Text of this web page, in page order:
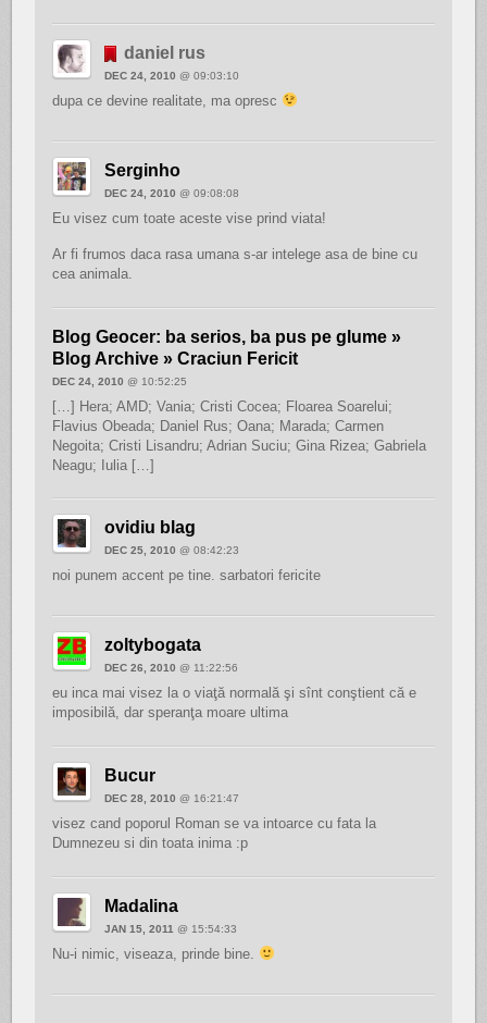
daniel rus
DEC 24, 2010 @ 09:03:10
dupa ce devine realitate, ma opresc
Serginho
DEC 24, 2010 @ 09:08:08
Eu visez cum toate aceste vise prind viata!
Ar fi frumos daca rasa umana s-ar intelege asa de bine cu
cea animala.
Blog Geocer: ba serios, ba pus pe glume »
Blog Archive » Craciun Fericit
DEC 24, 2010 @ 10:52:25
[…] Hera; AMD; Vania; Cristi Cocea; Floarea Soarelui;
Flavius Obeada; Daniel Rus; Oana; Marada; Carmen
Negoita; Cristi Lisandru; Adrian Suciu; Gina Rizea; Gabriela
Neagu; Iulia […]
ovidiu blag
DEC 25, 2010 @ 08:42:23
noi punem accent pe tine. sarbatori fericite
zoltybogata
DEC 26, 2010 @ 11:22:56
eu inca mai visez la o viaţă normală şi sînt conştient că e
imposibilă, dar speranţa moare ultima
Bucur
DEC 28, 2010 @ 16:21:47
visez cand poporul Roman se va intoarce cu fata la
Dumnezeu si din toata inima :p
Madalina
JAN 15, 2011 @ 15:54:33
Nu-i nimic, viseaza, prinde bine.